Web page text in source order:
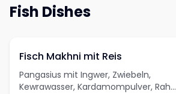
Fish Dishes
Fisch Makhni mit Reis
Pangasius mit Ingwer, Zwiebeln,
Kewrawasser, Kardamompulver, Rahm